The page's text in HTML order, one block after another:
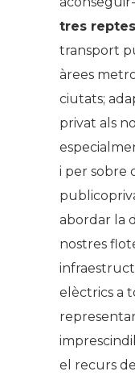
tres
transport
àrees
ciutats;
privat als
i per sobre
abordar la
nostres
elèctrics a
el recurs